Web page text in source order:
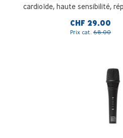
cardioïde, haute sensibilité,
avec anti-vent, support
CHF 29.00
Prix cat. 68.00